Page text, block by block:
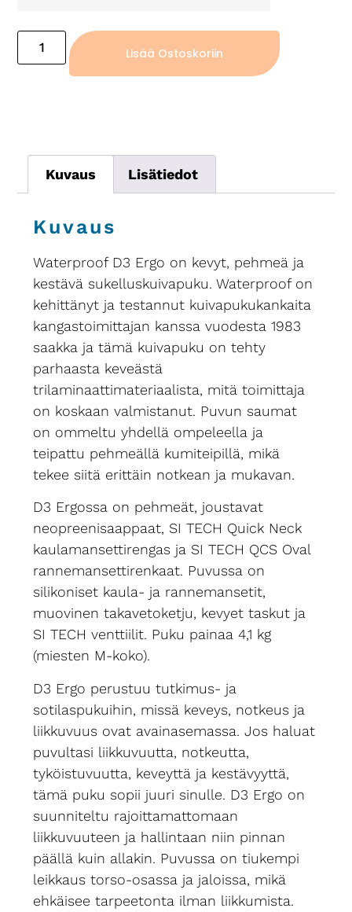
Lisää Ostoskoriin
Kuvaus Lisätiedot
Kuvaus
Waterproof D3 Ergo on kevyt, pehmeä ja
kestävä sukelluskuivapuku. Waterproof on
kehittänyt ja testannut kuivapukukankaita
kangastoimittajan kanssa vuodesta 1983
saakka ja tämä kuivapuku on tehty
parhaasta keveästä
trilaminaattimateriaalista, mitä toimittaja
on koskaan valmistanut. Puvun saumat
on ommeltu yhdellä ompeleella ja
teipattu pehmeällä kumiteipillä, mikä
tekee siitä erittäin notkean ja mukavan.
D3 Ergossa on pehmeät, joustavat
neopreenisaappaat, SI TECH Quick Neck
kaulamansettirengas ja SI TECH QCS Oval
rannemansettirenkaat. Puvussa on
silikoniset kaula- ja rannemansetit,
muovinen takavetoketju, kevyet taskut ja
SI TECH venttiilit. Puku painaa 4,1 kg
(miesten M-koko).
D3 Ergo perustuu tutkimus- ja
sotilaspukuihin, missä keveys, notkeus ja
liikkuvuus ovat avainasemassa. Jos haluat
puvultasi liikkuvuutta, notkeutta,
tyköistuvuutta, keveyttä ja kestävyyttä,
tämä puku sopii juuri sinulle. D3 Ergo on
suunniteltu rajoittamattomaan
liikkuvuuteen ja hallintaan niin pinnan
päällä kuin allakin. Puvussa on tiukempi
leikkaus torso-osassa ja jaloissa, mikä
ehkäisee tarpeetonta ilman liikkumista.